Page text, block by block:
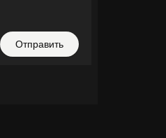
Отправить